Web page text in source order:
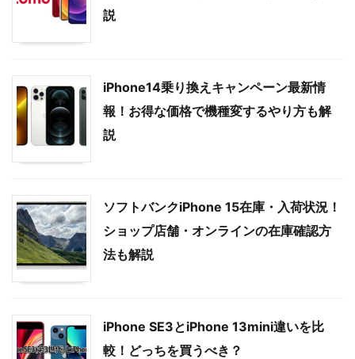
説
iPhone14乗り換えキャンペーン最新情
報！お得な価格で機種変するやり方も解
説
ソフトバンクiPhone 15在庫・入荷状況！
ショップ店舗・オンラインの在庫確認方
法も解説
iPhone SE3とiPhone 13mini違いを比
較！どっちを買うべき？